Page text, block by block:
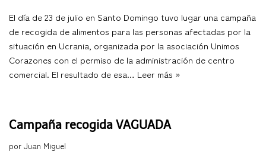
El día de 23 de julio en Santo Domingo tuvo lugar una campaña
de recogida de alimentos para las personas afectadas por la
situación en Ucrania, organizada por la asociación Unimos
Corazones con el permiso de la administración de centro
comercial. El resultado de esa… Leer más »
Campaña recogida VAGUADA
por Juan Miguel